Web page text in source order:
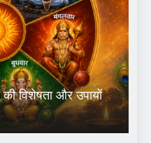
विशेषता और उपायों